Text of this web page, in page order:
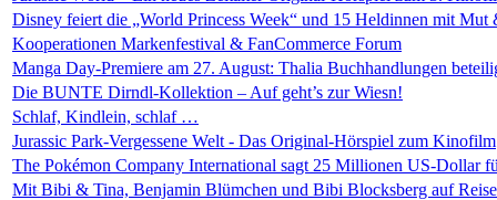
Disney feiert die „World Princess Week“ und 15 Heldinnen mit Mut
Kooperationen Markenfestival & FanCommerce Forum
Manga Day-Premiere am 27. August: Thalia Buchhandlungen
Die BUNTE Dirndl-Kollektion – Auf geht’s zur Wiesn!
Schlaf, Kindlein, schlaf …
Jurassic Park-Vergessene Welt - Das Original-Hörspiel zum Kinofilm
The Pokémon Company International sagt 25 Millionen US-Dollar
Mit Bibi & Tina, Benjamin Blümchen und Bibi Blocksberg auf